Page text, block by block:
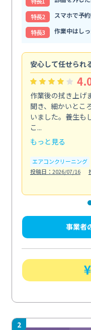
特⻑2
特⻑3
安心して任せられ
作業後の拭き上げ
聞き、細かいとこ
いました。養生も
こ...
もっと見る
エアコンクリーニング
投稿日：2026/07/16
事業者
2